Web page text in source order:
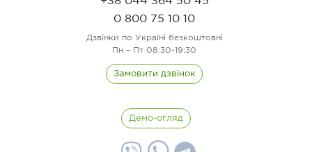
0 800 75 10 10
Дзвінки по Україні безкоштовні
Пн – Пт 08:30-19:30
Замовити дзвінок
Демо-огляд